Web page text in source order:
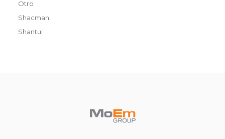
Otro
Shacman
Shantui